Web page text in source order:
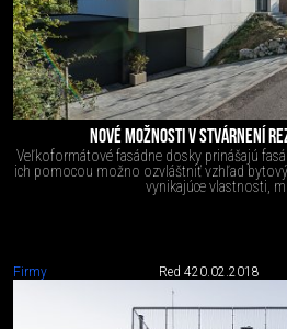
NOVÉ MOŽNOSTI V STVÁRNENÍ
Veľkoformátové fasádne dosky prinášajú
ich pomocou možno ozvláštniť vzhľad
vynikajúce vlastnosti,
Firmy Red 420.02.2018